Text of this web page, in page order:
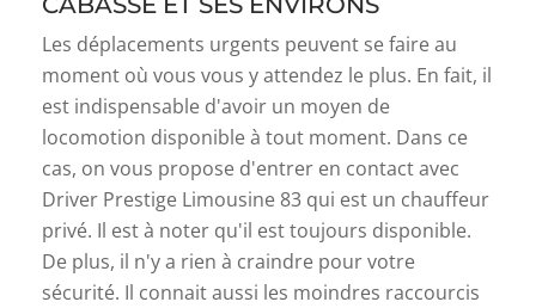
Les déplacements urgents peuvent se faire au
moment où vous vous y attendez le plus. En fait, il
est indispensable d'avoir un moyen de
locomotion disponible à tout moment. Dans ce
cas, on vous propose d'entrer en contact avec
Driver Prestige Limousine 83 qui est un chauffeur
privé. Il est à noter qu'il est toujours disponible.
De plus, il n'y a rien à craindre pour votre
sécurité. Il connait aussi les moindres raccourcis